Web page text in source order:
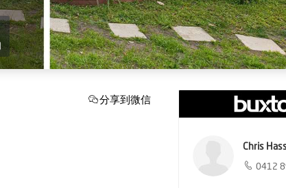
分享到微信
Chris
0412